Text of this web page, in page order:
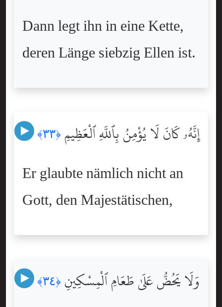
Dann legt ihn in eine Kette,
deren Länge siebzig Ellen ist.
إِنَّهُۥ كَانَ لَا يُؤْمِنُ بِٱللَّهِ ٱلْعَظِيمِ ﴿٣٣﴾
Er glaubte nämlich nicht an
Gott, den Majestätischen,
وَلَا يَحُضُّ عَلَىٰ طَعَامِ ٱلْمِسْكِينِ ﴿٣٤﴾